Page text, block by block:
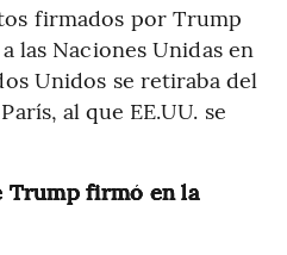
firmados por Trump
las Naciones Unidas en
Unidos se retiraba del
al que EE.UU. se
Trump firmó en la